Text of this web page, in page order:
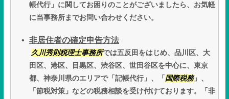
帳代行」に関してお困りのことがございましたら、お気軽
に当事務所までお問い合わせください。
非居住者の確定申告方法
久川秀則税理士事務所では五反田をはじめ、品川区、大
田区、港区、目黒区、渋谷区、世田谷区を中心に、東京
都、神奈川県のエリアで「記帳代行」、「 国際税務」、
「節税対策」などの税務相談を受け付けております。「非